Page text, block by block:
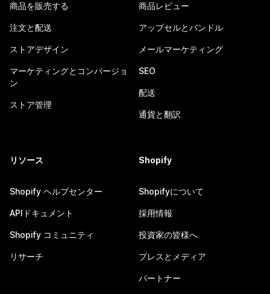
商品を販売する
注文と配送
ストアデザイン
マーケティングとコンバージョ
ン
ストア管理
商品レビュー
アップセルとバンドル
メールマーケティング
SEO
配送
通貨と翻訳
リソース
Shopify ヘルプセンター
APIドキュメント
Shopify コミュニティ
リサーチ
Shopify
Shopifyについて
採用情報
投資家の皆様へ
プレスとメディア
パートナー